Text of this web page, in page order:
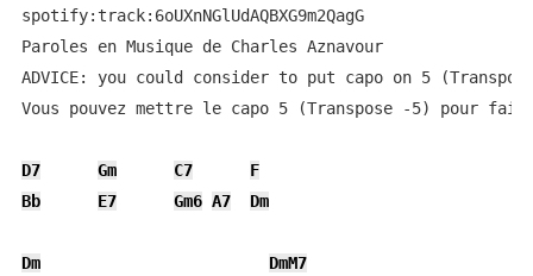
spotify:track:6oUXnNGlUdAQBXG9m2QagG
Paroles en Musique de Charles Aznavour
ADVICE: you could consider to put capo on 5
Vous pouvez mettre le capo 5 (Transpose -5) pour
D7 Gm C7
F
Bb
E7 Gm6 A7 Dm
Dm
DmM7